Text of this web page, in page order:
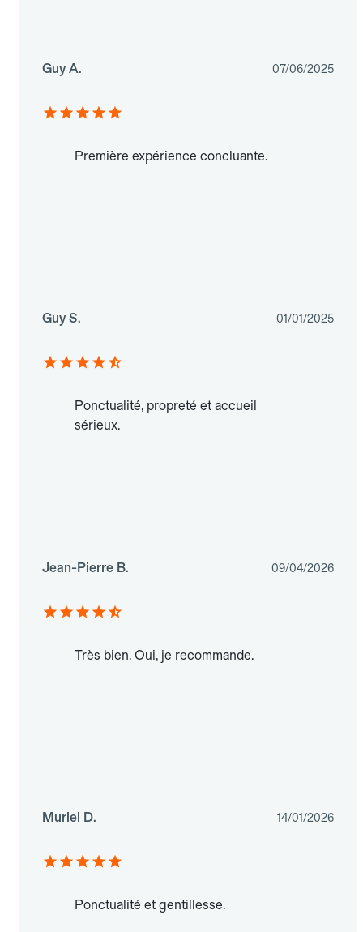
Guy A. 07/06/2025
Première expérience concluante.
Guy S. 01/01/2025
Ponctualité, propreté et accueil
sérieux.
Jean-Pierre B. 09/04/2026
Très bien. Oui, je recommande.
Muriel D. 14/01/2026
Ponctualité et gentillesse.